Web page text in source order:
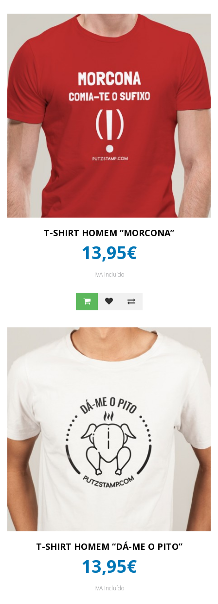
T-SHIRT HOMEM “MORCONA”
13,95€
IVA Incluído
T-SHIRT HOMEM “DÁ-ME O PITO”
13,95€
IVA Incluído